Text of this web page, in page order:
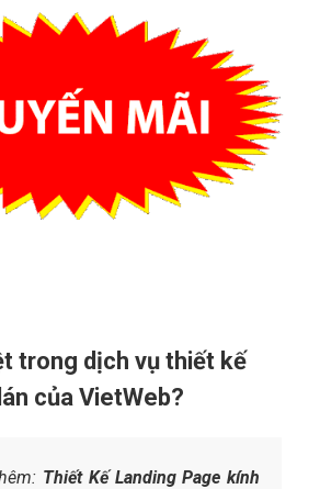
trong dịch vụ thiết kế
của VietWeb?
Thiết Kế Landing Page kính